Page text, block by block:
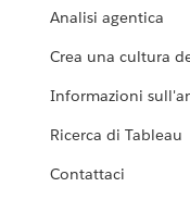
Analisi agentica
Crea una cultura
Informazioni
Ricerca di Tableau
Contattaci